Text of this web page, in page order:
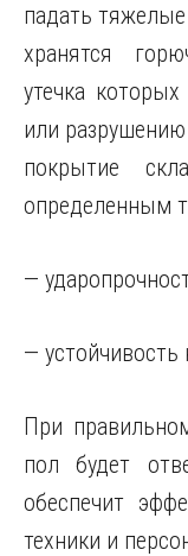
падать
хранятся
утечка
или
покрытие
определенным
—
— устойчивость
При
пол будет
обеспечит
техники и